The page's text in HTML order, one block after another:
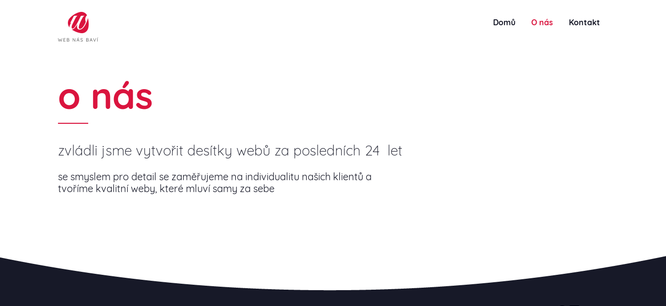
Domů O nás Kontakt
o nás
zvládli jsme vytvořit desítky webů za posledních 24 let
se smyslem pro detail se zaměřujeme na individualitu našich klientů a
tvoříme kvalitní weby, které mluví samy za sebe